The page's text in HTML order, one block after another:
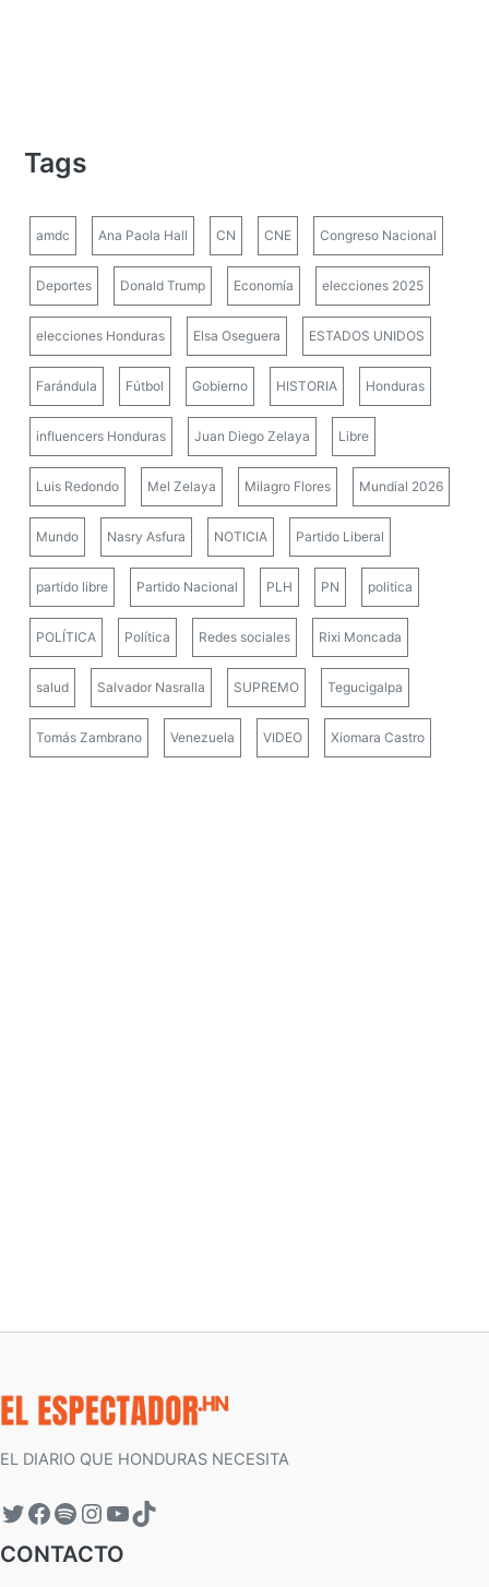
Tags
amdc Ana Paola Hall CN CNE Congreso Nacional
Deportes Donald Trump Economía elecciones 2025
elecciones Honduras Elsa Oseguera ESTADOS UNIDOS
Farándula Fútbol Gobierno HISTORIA Honduras
influencers Honduras Juan Diego Zelaya Libre
Luis Redondo Mel Zelaya Milagro Flores Mundial 2026
Mundo Nasry Asfura NOTICIA Partido Liberal
partido libre Partido Nacional PLH PN politica
POLÍTICA Política Redes sociales Rixi Moncada
salud Salvador Nasralla SUPREMO Tegucigalpa
Tomás Zambrano Venezuela VIDEO Xiomara Castro
EL DIARIO QUE HONDURAS NECESITA
CONTACTO